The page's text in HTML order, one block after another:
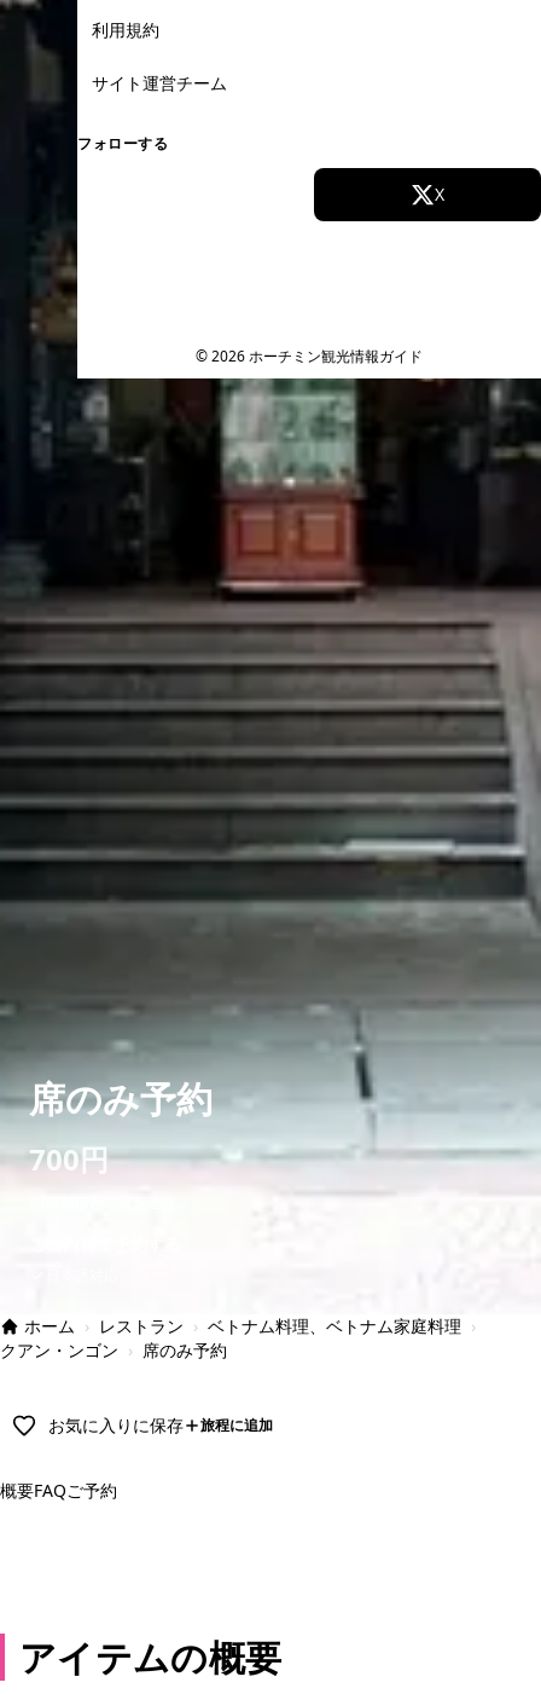
利用規約
サイト運営チーム
フォローする
X
© 2026 ホーチミン観光情報ガイド
席のみ予約
700円
ホーム › レストラン › ベトナム料理、ベトナム家庭料理 ›
クアン・ンゴン › 席のみ予約
お気に入りに保存 旅程に追加
概要FAQご予約
アイテムの概要